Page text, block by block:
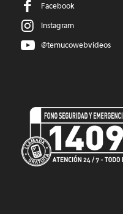
Facebook
Instagram
@temucowebvideos